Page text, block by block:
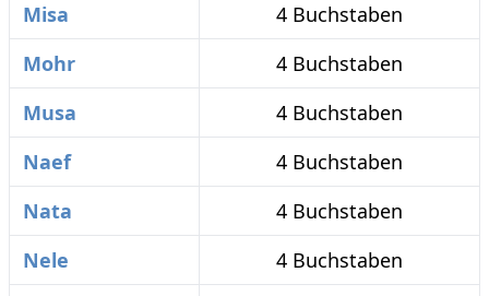
Misa
4 Buchstaben
Mohr
4 Buchstaben
Musa
4 Buchstaben
Naef
4 Buchstaben
Nata
4 Buchstaben
Nele
4 Buchstaben